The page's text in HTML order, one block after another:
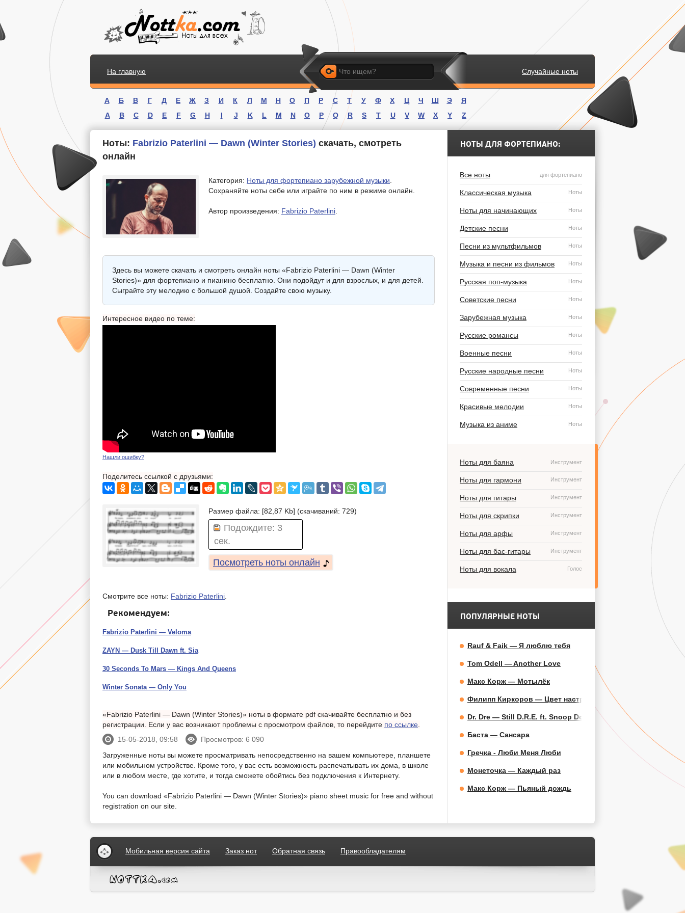
На главную Случайные ноты
Искать
.
А Б В Г Д Е Ж З И К Л М Н О П Р С Т У Ф Х Ц Ч Ш Э
Я
A
B C D E F G H I J K L M N O P Q R S T U V W X Y Z
Ноты: Fabrizio Paterlini — Dawn (Winter Stories) скачать, смотреть
онлайн
Категория: Ноты для фортепиано зарубежной музыки
Сохраняйте ноты себе или играйте по ним в режиме онлайн.
Автор произведения: Fabrizio Paterlini
Здесь вы можете скачать и смотреть онлайн ноты «Fabrizio Paterlini — Dawn (Winter
Stories)» для фортепиано и пианино бесплатно. Они подойдут и для взрослых, и для детей.
Сыграйте эту мелодию с большой душой. Создайте свою музыку.
Интересное видео по теме:
Нашли ошибку?
Поделитесь ссылкой с друзьями:
Размер файла: [82,87 Kb] (cкачиваний: 729)
Подождите: 2
сек.
Посмотреть ноты онлайн
Смотрите все ноты: Fabrizio Paterlini
Рекомендуем:
Fabrizio Paterlini — Veloma
ZAYN — Dusk Till Dawn ft. Sia
30 Seconds To Mars — Kings And Queens
Winter Sonata — Only You
«Fabrizio Paterlini — Dawn (Winter Stories)» ноты в формате pdf скачивайте бесплатно и без
регистрации. Если у вас возникают проблемы с просмотром файлов, то перейдите по ссылке.
15-05-2018, 09:58
Просмотров: 6 090
Загруженные ноты вы можете просматривать непосредственно на вашем компьютере, планшете
или мобильном устройстве. Кроме того, у вас есть возможность распечатывать их дома, в школе
или в любом месте, где хотите, и тогда сможете обойтись без подключения к Интернету.
You can download «Fabrizio Paterlini — Dawn (Winter Stories)» piano sheet music for free and without
registration on our site.
НОТЫ ДЛЯ ФОРТЕПИАНО:
Все ноты для фортепиано
Классическая музыка Ноты
Ноты для начинающих Ноты
Детские песни Ноты
Песни из мультфильмов Ноты
Музыка и песни из фильмов Ноты
Русская поп-музыка Ноты
Советские песни Ноты
Зарубежная музыка Ноты
Русские романсы Ноты
Военные песни Ноты
Русские народные песни Ноты
Современные песни Ноты
Красивые мелодии Ноты
Музыка из аниме Ноты
Ноты для баяна Инструмент
Ноты для гармони Инструмент
Ноты для гитары Инструмент
Ноты для скрипки Инструмент
Ноты для арфы Инструмент
Ноты для бас-гитары Инструмент
Ноты для вокала Голос
ПОПУЛЯРНЫЕ НОТЫ
Rauf & Faik — Я люблю тебя
Tom Odell — Another Love
Макс Корж — Мотылёк
Филипп Киркоров — Цвет настроения синий
Dr. Dre — Still D.R.E. ft. Snoop Dogg
Баста — Сансара
Гречка - Люби Меня Люби
Монеточка — Каждый раз
Макс Корж — Пьяный дождь
Мобильная версия сайта Заказ нот Обратная связь Правообладателям